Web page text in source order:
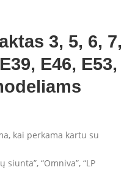
3, 5, 6, 7,
E46, E53,
kai perkama kartu su
“Omniva”, “LP